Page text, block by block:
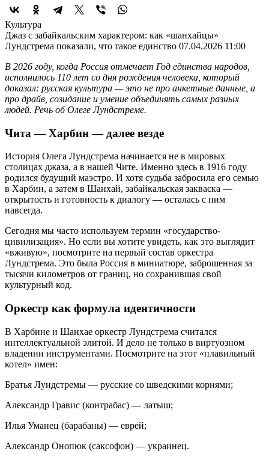
Культура
Джаз с забайкальским характером: как «шанхайцы»
Лундстрема показали, что такое единство 07.04.2026 11:00
В 2026 году, когда Россия отмечает Год единства народов,
исполнилось 110 лет со дня рождения человека, который
доказал: русская культура — это не про анкетные данные, а
про драйв, созидание и умение объединять самых разных
людей. Речь об Олеге Лундстреме.
Чита — Харбин — далее везде
История Олега Лундстрема начинается не в мировых
столицах джаза, а в нашей Чите. Именно здесь в 1916 году
родился будущий маэстро. И хотя судьба забросила его семью
в Харбин, а затем в Шанхай, забайкальская закваска —
открытость и готовность к диалогу — осталась с ним
навсегда.
Сегодня мы часто используем термин «государство-
цивилизация». Но если вы хотите увидеть, как это выглядит
«вживую», посмотрите на первый состав оркестра
Лундстрема. Это была Россия в миниатюре, заброшенная за
тысячи километров от границ, но сохранившая свой
культурный код.
Оркестр как формула идентичности
В Харбине и Шанхае оркестр Лундстрема считался
интеллектуальной элитой. И дело не только в виртуозном
владении инструментами. Посмотрите на этот «плавильный
котел» имен:
Братья Лундстремы — русские со шведскими корнями;
Александр Гравис (контрабас) — латыш;
Илья Уманец (барабаны) — еврей;
Александр Онопюк (саксофон) — украинец.